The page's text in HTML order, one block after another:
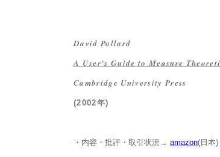
David Pollard
A User's Guide to Measure
Cambridge University Press
(2002年)
・ 内容・批評・取引状況→ amazon(日本)